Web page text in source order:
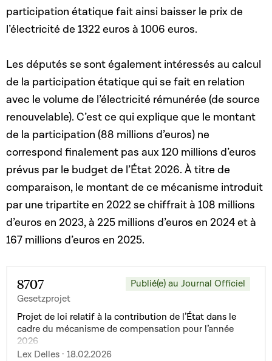
participation étatique fait ainsi baisser le prix de
l’électricité de 1322 euros à 1006 euros.
Les députés se sont également intéressés au calcul
de la participation étatique qui se fait en relation
avec le volume de l’électricité rémunérée (de source
renouvelable). C’est ce qui explique que le montant
de la participation (88 millions d’euros) ne
correspond finalement pas aux 120 millions d’euros
prévus par le budget de l’État 2026. À titre de
comparaison, le montant de ce mécanisme introduit
par une tripartite en 2022 se chiffrait à 108 millions
d’euros en 2023, à 225 millions d’euros en 2024 et à
167 millions d’euros en 2025.
8707
Gesetzprojet
Publié(e) au Journal Officiel
Projet de loi relatif à la contribution de l’État dans le
cadre du mécanisme de compensation pour l’année
2026
Lex Delles · 18.02.2026